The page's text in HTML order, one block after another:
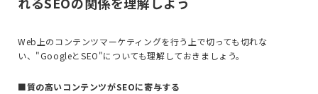
Web上のコンテンツマーケティングを行う上で切っても切れな
い、"GoogleとSEO"についても理解しておきましょう。
■質の高いコンテンツがSEOに寄与する